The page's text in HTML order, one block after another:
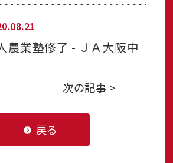
農業塾修了 - ＪＡ大阪中
次の記事 >
戻る